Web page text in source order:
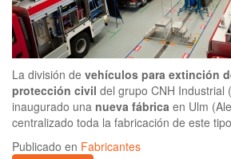
La división de vehículos para extinción
protección civil del grupo CNH Industrial (
inaugurado una nueva fábrica en Ulm
centralizado toda la fabricación de este
Publicado en Fabricantes